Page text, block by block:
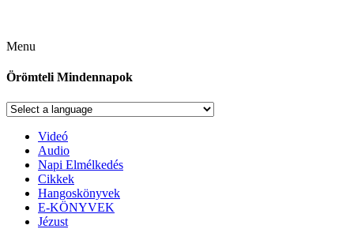
Menu
Örömteli Mindennapok
Videó
Audio
Napi Elmélkedés
Cikkek
Hangoskönyvek
E-KÖNYVEK
Jézust